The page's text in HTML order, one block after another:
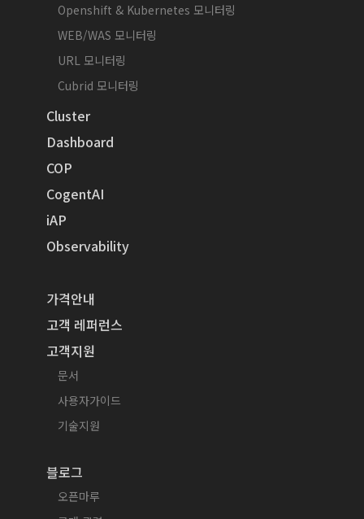
Openshift & Kubernetes 모니터링
WEB/WAS 모니터링
URL 모니터링
Cubrid 모니터링
Cluster
Dashboard
COP
CogentAI
iAP
Observability
가격안내
고객 레퍼런스
고객지원
문서
사용자가이드
기술지원
블로그
오픈마루